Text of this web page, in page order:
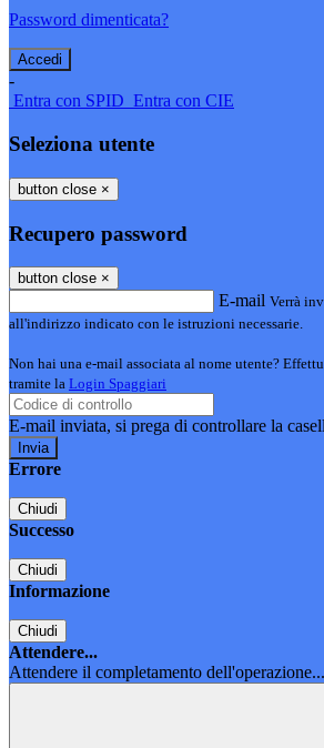
Password dimenticata?
-
Entra con SPID Entra con CIE
Seleziona utente
button close ×
Recupero password
button close ×
E-mail Verrà
all'indirizzo indicato con le istruzioni necessarie.
Non hai una e-mail associata al nome utente?
tramite la Login Spaggiari
E-mail inviata, si prega di controllare la
Errore
Chiudi
Successo
Chiudi
Informazione
Chiudi
Attendere...
Attendere il completamento dell'operazione...